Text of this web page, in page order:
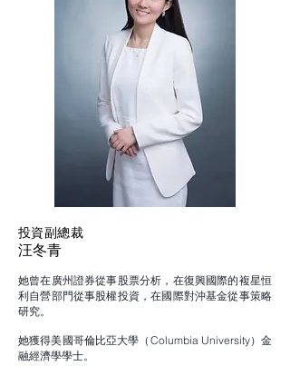
投資副總裁
汪冬青
她曾在廣州證券從事股票分析，在復興國際的複星恒
利自營部門從事股權投資，在國際對沖基金從事策略
研究。
她獲得美國哥倫比亞大學（Columbia University）金
融經濟學學士。